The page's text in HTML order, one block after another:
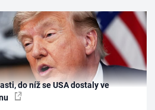
do níž se USA dostaly ve